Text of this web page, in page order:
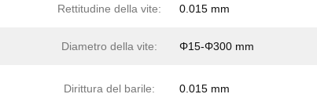
Rettitudine della vite: 0.015 mm
Diametro della vite: Φ15-Φ300 mm
Dirittura del barile: 0.015 mm